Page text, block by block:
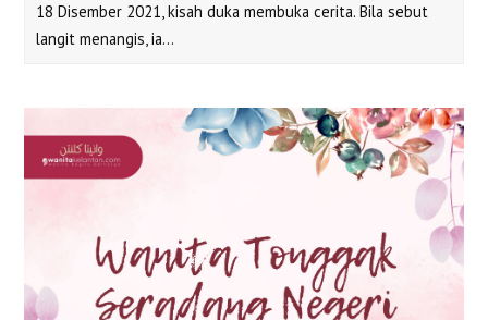
18 Disember 2021, kisah duka membuka cerita. Bila sebut
langit menangis, ia…